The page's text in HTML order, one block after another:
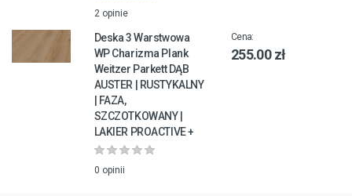
2 opinie
Deska 3 Warstwowa
WP Charizma Plank
Weitzer Parkett DĄB
AUSTER | RUSTYKALNY
| FAZA,
SZCZOTKOWANY |
LAKIER PROACTIVE +
0 opinii
Cena:
255.00 zł